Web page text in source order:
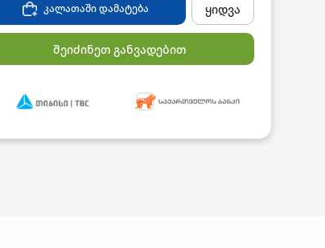
კალათაში დამატება ყიდვა
შეიძინეთ განვადებით